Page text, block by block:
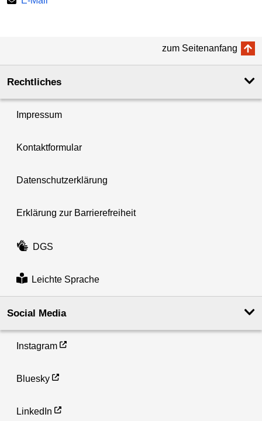
zum Seitenanfang
Rechtliches
Impressum
Kontaktformular
Datenschutzerklärung
Erklärung zur Barrierefreiheit
DGS
Leichte Sprache
Social Media
Instagram
Bluesky
LinkedIn